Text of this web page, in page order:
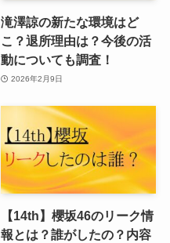
滝澤諒の新たな環境はど
こ？退所理由は？今後の活
動についても調査！
2026年2月9日
【14th】櫻坂46のリーク情
報とは？誰がしたの？内容